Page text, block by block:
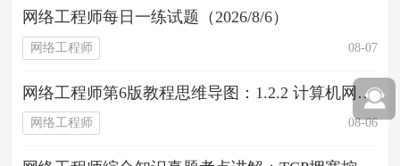
网络工程师每日一练试题（2026/8/6）
网络工程师 08-07
网络工程师第6版教程思维导图：1.2.2 计算机网络的应用
网络工程师 08-06